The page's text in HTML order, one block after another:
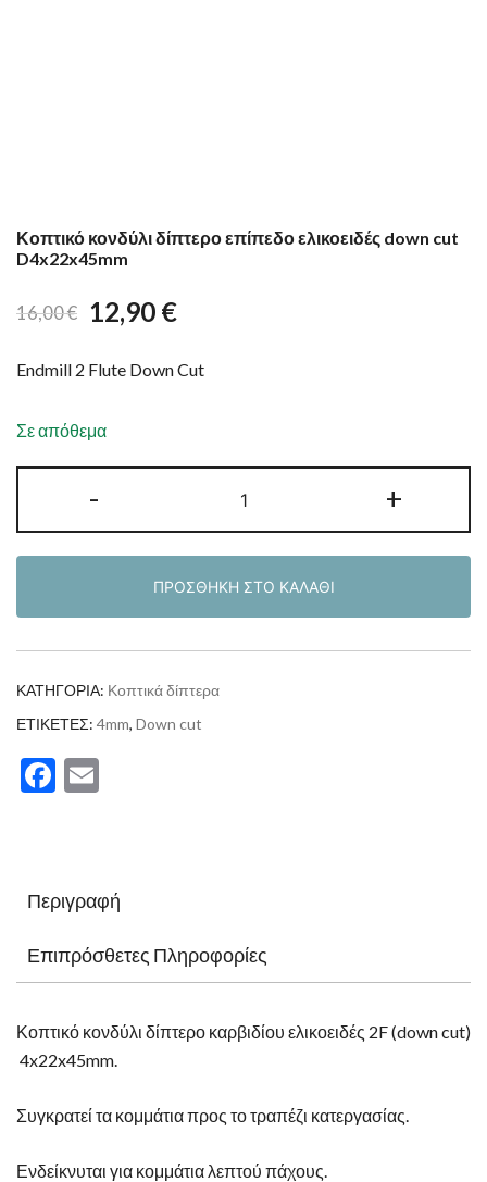
Κοπτικό κονδύλι δίπτερο επίπεδο ελικοειδές down cut
D4x22x45mm
16,00€ 12,90 €
Endmill 2 Flute Down Cut
Σε απόθεμα
-
κονδύλι
δίπτερο
ελικοειδές
down
cut
+
ΠΡΟΣΘΉΚΗ ΣΤΟ ΚΑΛΆΘΙ
ΚΑΤΗΓΟΡΊΑ: Κοπτικά δίπτερα
ΕΤΙΚΈΤΕΣ: 4mm, Down cut
Facebook
Περιγραφή
Επιπρόσθετες Πληροφορίες
Κοπτικό κονδύλι δίπτερο καρβιδίου ελικοειδές 2F (down cut)
4x22x45mm.
Συγκρατεί τα κομμάτια προς το τραπέζι κατεργασίας.
Ενδείκνυται για κομμάτια λεπτού πάχους.